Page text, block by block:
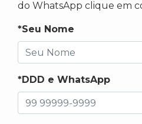
do WhatsApp clique em
*Seu Nome
*DDD e WhatsApp